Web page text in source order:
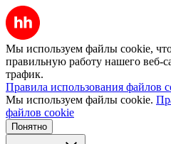
Мы используем файлы cookie,
правильную работу нашего веб-
трафик.
Правила использования файлов
Мы используем файлы cookie.
файлов cookie
Понятно